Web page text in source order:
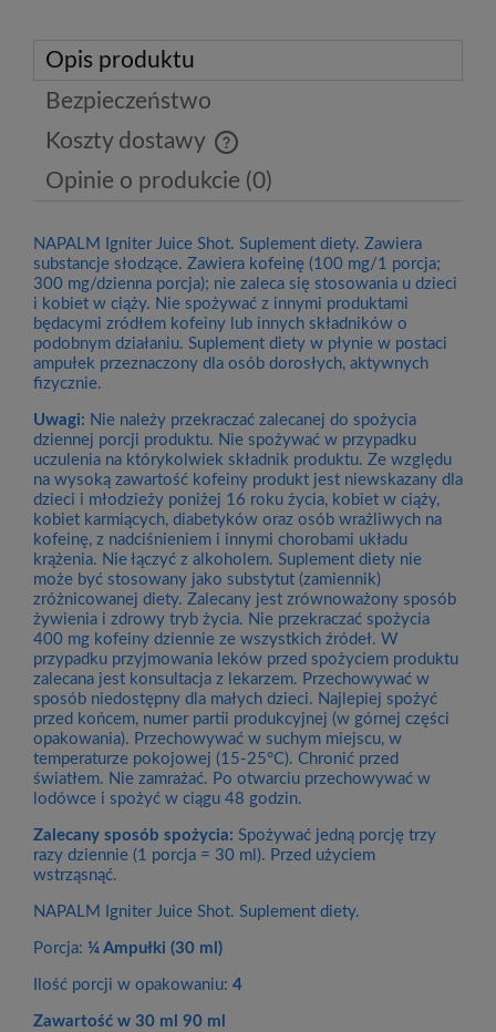
Opis produktu
Bezpieczeństwo
Koszty dostawy
Cena nie zawiera ewentualnych kosztów płatności
Opinie o produkcie (0)
NAPALM Igniter Juice Shot. Suplement diety. Zawiera
substancje słodzące. Zawiera kofeinę (100 mg/1 porcja;
300 mg/dzienna porcja); nie zaleca się stosowania u dzieci
i kobiet w ciąży. Nie spożywać z innymi produktami
będacymi zródłem kofeiny lub innych składników o
podobnym działaniu. Suplement diety w płynie w postaci
ampułek przeznaczony dla osób dorosłych, aktywnych
fizycznie.
Uwagi: Nie należy przekraczać zalecanej do spożycia
dziennej porcji produktu. Nie spożywać w przypadku
uczulenia na którykolwiek składnik produktu. Ze względu
na wysoką zawartość kofeiny produkt jest niewskazany dla
dzieci i młodzieży poniżej 16 roku życia, kobiet w ciąży,
kobiet karmiących, diabetyków oraz osób wrażliwych na
kofeinę, z nadciśnieniem i innymi chorobami układu
krążenia. Nie łączyć z alkoholem. Suplement diety nie
może być stosowany jako substytut (zamiennik)
zróżnicowanej diety. Zalecany jest zrównoważony sposób
żywienia i zdrowy tryb życia. Nie przekraczać spożycia
400 mg kofeiny dziennie ze wszystkich źródeł. W
przypadku przyjmowania leków przed spożyciem produktu
zalecana jest konsultacja z lekarzem. Przechowywać w
sposób niedostępny dla małych dzieci. Najlepiej spożyć
przed końcem, numer partii produkcyjnej (w górnej części
opakowania). Przechowywać w suchym miejscu, w
temperaturze pokojowej (15-25°C). Chronić przed
światłem. Nie zamrażać. Po otwarciu przechowywać w
lodówce i spożyć w ciągu 48 godzin.
Zalecany sposób spożycia: Spożywać jedną porcję trzy
razy dziennie (1 porcja = 30 ml). Przed użyciem
wstrząsnąć.
NAPALM Igniter Juice Shot. Suplement diety.
Porcja: ¼ Ampułki (30 ml)
Ilość porcji w opakowaniu: 4
Zawartość w 30 ml 90 ml